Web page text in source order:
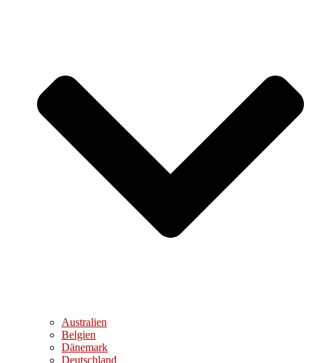
Australien
Belgien
Dänemark
Deutschland